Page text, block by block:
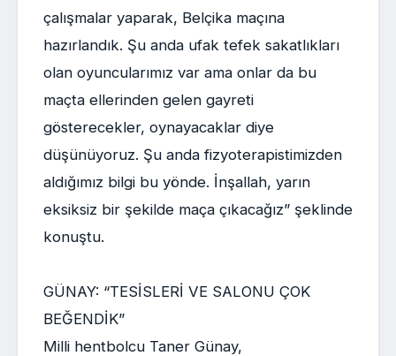
çalışmalar yaparak, Belçika maçına
hazırlandık. Şu anda ufak tefek sakatlıkları
olan oyuncularımız var ama onlar da bu
maçta ellerinden gelen gayreti
gösterecekler, oynayacaklar diye
düşünüyoruz. Şu anda fizyoterapistimizden
aldığımız bilgi bu yönde. İnşallah, yarın
eksiksiz bir şekilde maça çıkacağız” şeklinde
konuştu.
GÜNAY: “TESİSLERİ VE SALONU ÇOK
BEĞENDİK”
Milli hentbolcu Taner Günay,